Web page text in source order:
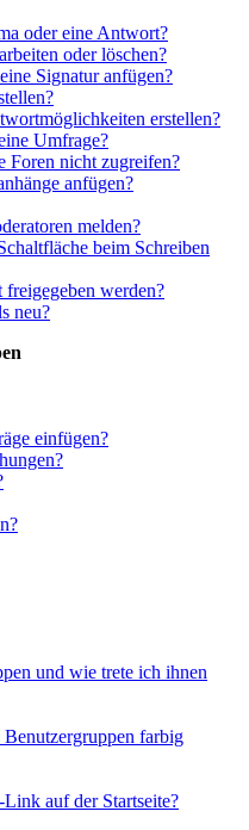
oder eine Antwort?
oder löschen?
Signatur anfügen?
erstellen?
Umfrage?
Foren nicht zugreifen?
anfügen?
melden?
beim Schreiben
freigegeben werden?
neu?
einfügen?
und wie trete ich ihnen
Benutzergruppen farbig
Link auf der Startseite?